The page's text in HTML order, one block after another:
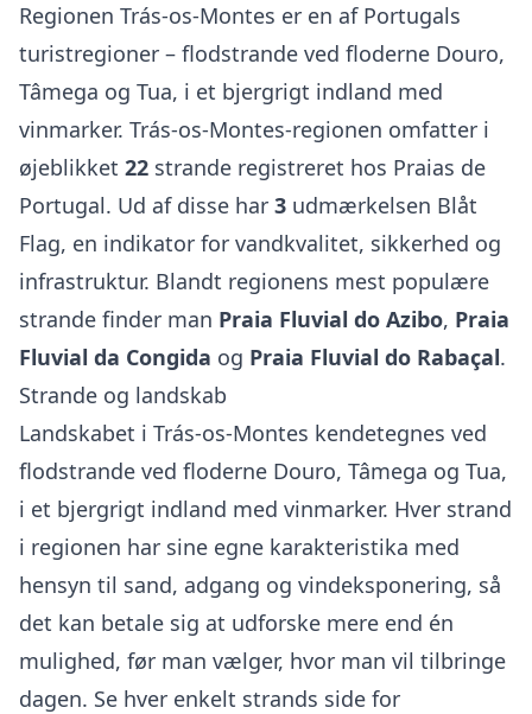
Regionen Trás-os-Montes er en af Portugals
turistregioner – flodstrande ved floderne Douro,
Tâmega og Tua, i et bjergrigt indland med
vinmarker. Trás-os-Montes-regionen omfatter i
øjeblikket 22 strande registreret hos Praias de
Portugal. Ud af disse har 3 udmærkelsen Blåt
Flag, en indikator for vandkvalitet, sikkerhed og
infrastruktur. Blandt regionens mest populære
strande finder man Praia Fluvial do Azibo, Praia
Fluvial da Congida og Praia Fluvial do Rabaçal.
Strande og landskab
Landskabet i Trás-os-Montes kendetegnes ved
flodstrande ved floderne Douro, Tâmega og Tua,
i et bjergrigt indland med vinmarker. Hver strand
i regionen har sine egne karakteristika med
hensyn til sand, adgang og vindeksponering, så
det kan betale sig at udforske mere end én
mulighed, før man vælger, hvor man vil tilbringe
dagen. Se hver enkelt strands side for